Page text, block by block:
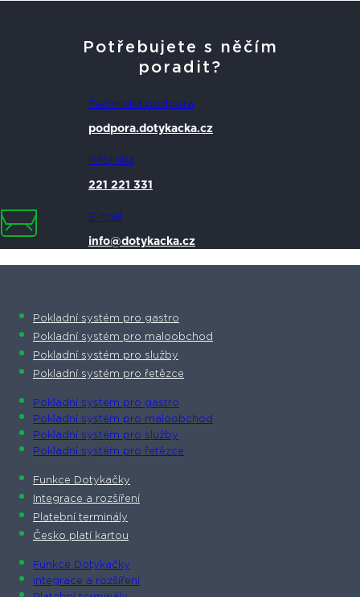
Potřebujete s něčím
poradit?
Technická podpora
podpora.dotykacka.cz
Infolinka
221 221 331
E-mail
info@dotykacka.cz
Pokladní systém pro gastro
Pokladní systém pro maloobchod
Pokladní systém pro služby
Pokladní systém pro řetězce
Pokladní systém pro gastro
Pokladní systém pro maloobchod
Pokladní systém pro služby
Pokladní systém pro řetězce
Funkce Dotykačky
Integrace a rozšíření
Platební terminály
Česko platí kartou
Funkce Dotykačky
Integrace a rozšíření